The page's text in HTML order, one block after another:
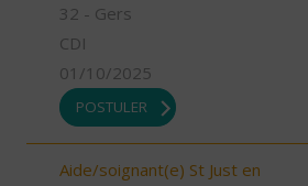
32 - Gers
CDI
01/10/2025
POSTULER
Aide/soignant(e) St Just en